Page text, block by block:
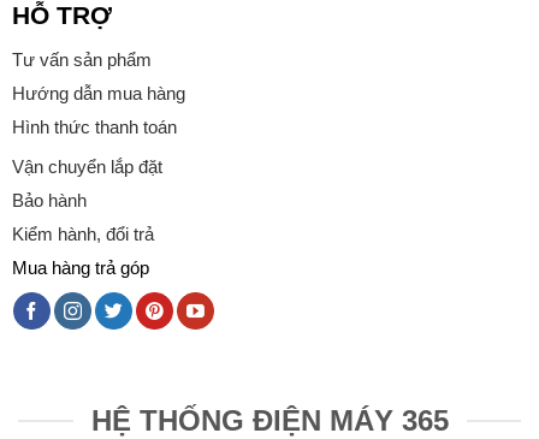
HỖ TRỢ
Tư vấn sản phẩm
Hướng dẫn mua hàng
Hình thức thanh toán
Vận chuyển lắp đặt
Bảo hành
Kiểm hành, đổi trả
Mua hàng trả góp
HỆ THỐNG ĐIỆN MÁY 365